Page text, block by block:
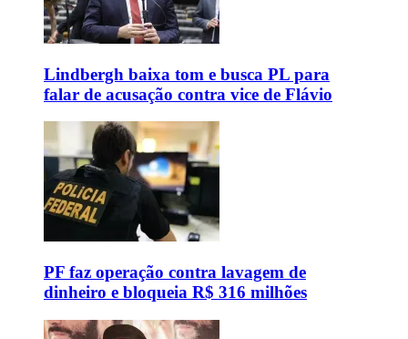
Lindbergh baixa tom e busca PL para
falar de acusação contra vice de Flávio
PF faz operação contra lavagem de
dinheiro e bloqueia R$ 316 milhões